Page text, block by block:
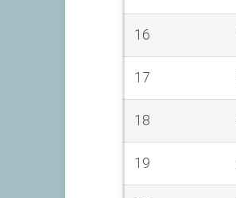
16
17
18
19